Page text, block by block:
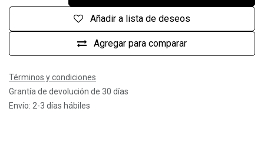
Agregar para comparar
Añadir a lista de deseos
Términos y condiciones
Grantía de devolución de 30 días
Envío: 2-3 días hábiles